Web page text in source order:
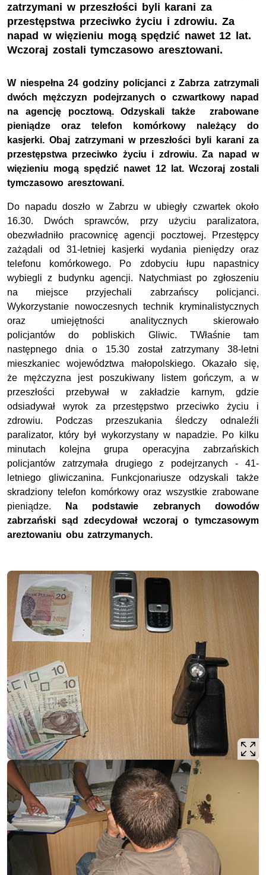
zatrzymani w przeszłości byli karani za
przestępstwa przeciwko życiu i zdrowiu. Za
napad w więzieniu mogą spędzić nawet 12 lat.
Wczoraj zostali tymczasowo aresztowani.
W niespełna 24 godziny policjanci z Zabrza zatrzymali
dwóch mężczyzn podejrzanych o czwartkowy napad
na agencję pocztową. Odzyskali także zrabowane
pieniądze oraz telefon komórkowy należący do
kasjerki. Obaj zatrzymani w przeszłości byli karani za
przestępstwa przeciwko życiu i zdrowiu. Za napad w
więzieniu mogą spędzić nawet 12 lat. Wczoraj zostali
tymczasowo aresztowani.
Do napadu doszło w Zabrzu w ubiegły czwartek około
16.30. Dwóch sprawców, przy użyciu paralizatora,
obezwładniło pracownicę agencji pocztowej. Przestępcy
zażądali od 31-letniej kasjerki wydania pieniędzy oraz
telefonu komórkowego. Po zdobyciu łupu napastnicy
wybiegli z budynku agencji. Natychmiast po zgłoszeniu
na miejsce przyjechali zabrzańscy policjanci.
Wykorzystanie nowoczesnych technik kryminalistycznych
oraz umiejętności analitycznych skierowało
policjantów do pobliskich Gliwic. TWłaśnie tam
następnego dnia o 15.30 został zatrzymany 38-letni
mieszkaniec województwa małopolskiego. Okazało się,
że mężczyzna jest poszukiwany listem gończym, a w
przeszłości przebywał w zakładzie karnym, gdzie
odsiadywał wyrok za przestępstwo przeciwko życiu i
zdrowiu. Podczas przeszukania śledczy odnaleźli
paralizator, który był wykorzystany w napadzie. Po kilku
minutach kolejna grupa operacyjna zabrzańskich
policjantów zatrzymała drugiego z podejrzanych - 41-
letniego gliwiczanina. Funkcjonariusze odzyskali także
skradziony telefon komórkowy oraz wszystkie zrabowane
pieniądze.
Na podstawie zebranych dowodów
zabrzański sąd zdecydował wczoraj o tymczasowym
areztowaniu obu zatrzymanych.